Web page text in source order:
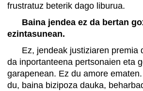
frustratuz beterik dago liburua.
Baina jendea ez da bertan
ezintasunean.
Ez, jendeak justiziaren premia
da inportanteena pertsonaien eta
garapenean. Ez du amore
du, baina bizipoza dauka,